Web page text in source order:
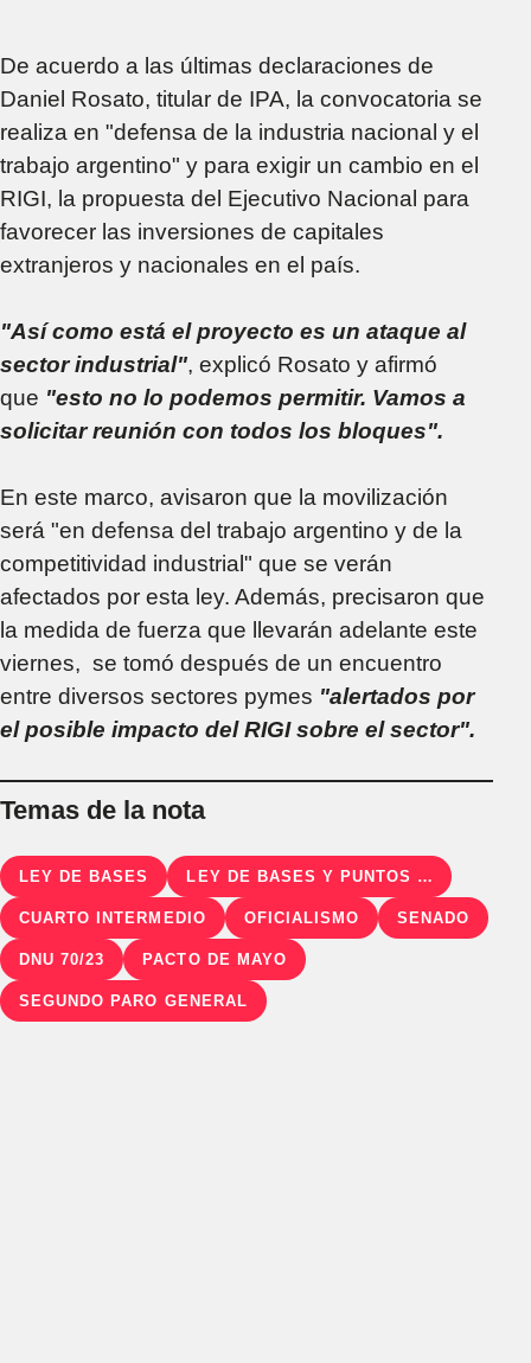
De acuerdo a las últimas declaraciones de
Daniel Rosato, titular de IPA, la convocatoria se
realiza en "defensa de la industria nacional y el
trabajo argentino" y para exigir un cambio en el
RIGI, la propuesta del Ejecutivo Nacional para
favorecer las inversiones de capitales
extranjeros y nacionales en el país.
"Así como está el proyecto es un ataque al
sector industrial", explicó Rosato y afirmó
que "esto no lo podemos permitir. Vamos a
solicitar reunión con todos los bloques".
En este marco, avisaron que la movilización
será "en defensa del trabajo argentino y de la
competitividad industrial" que se verán
afectados por esta ley. Además, precisaron que
la medida de fuerza que llevarán adelante este
viernes, se tomó después de un encuentro
entre diversos sectores pymes "alertados por
el posible impacto del RIGI sobre el sector".
Temas de la nota
LEY DE BASES LEY DE BASES Y PUNTOS DE PARTIDA PARA LA LIBERTAD DE LOS ARGENTINOS
CUARTO INTERMEDIO OFICIALISMO SENADO
DNU 70/23 PACTO DE MAYO
SEGUNDO PARO GENERAL